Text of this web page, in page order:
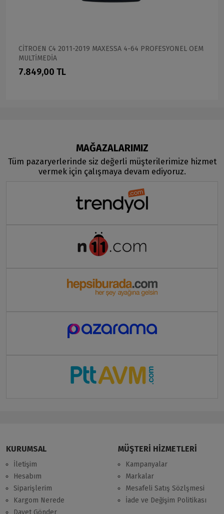
CİTROEN C4 2011-2019 MAXESSA 4-64 PROFESYONEL OEM
MULTİMEDİA
7.849,00 TL
MAĞAZALARIMIZ
Tüm pazaryerlerinde siz değerli müşterilerimize hizmet
vermek için çalışmaya devam ediyoruz.
KURUMSAL
İletişim
Hesabım
Siparişlerim
Kargom Nerede
Davet Gönder
MÜŞTERİ HİZMETLERİ
Kampanyalar
Markalar
Mesafeli Satış Sözlşmesi
İade ve Değişim Politikası